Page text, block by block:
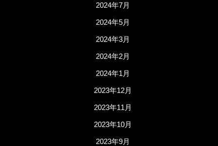
2024年7月
2024年5月
2024年3月
2024年2月
2024年1月
2023年12月
2023年11月
2023年10月
2023年9月